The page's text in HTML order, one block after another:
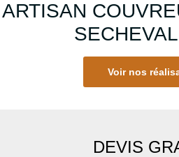
ARTISAN
Voir nos
DEVIS